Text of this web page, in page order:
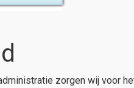
zorgen wij voor